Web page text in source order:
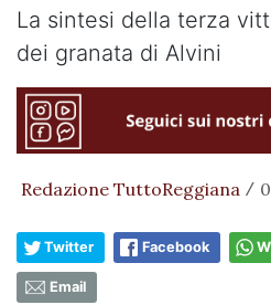
La sintesi della terza
dei granata di Alvini
Redazione TuttoReggiana /
Twitter Facebook
Email